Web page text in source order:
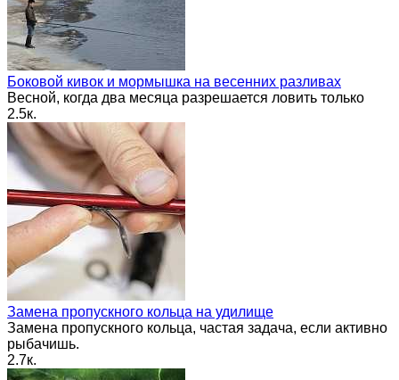
Боковой кивок и мормышка на весенних разливах
Весной, когда два месяца разрешается ловить только
2.5к.
Замена пропускного кольца на удилище
Замена пропускного кольца, частая задача, если активно
рыбачишь.
2.7к.